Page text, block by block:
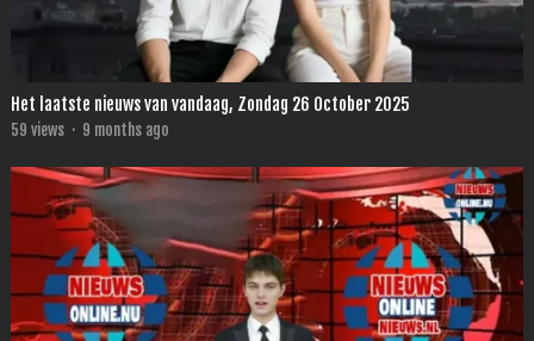
Het laatste nieuws van vandaag, Zondag 26 October 2025
59 views · 9 months ago